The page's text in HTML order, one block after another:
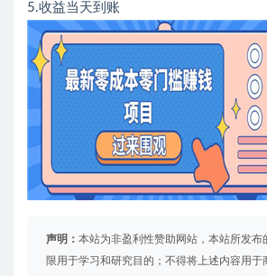
5.收益当天到账
声明： 本站为非盈利性赞助网站，本站所发布
限用于学习和研究目的；不得将上述内容用于